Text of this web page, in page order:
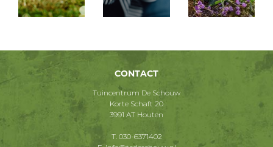
CONTACT
Tuincentrum De Schouw
Korte Schaft 20
3991 AT Houten
T. 030-6371402